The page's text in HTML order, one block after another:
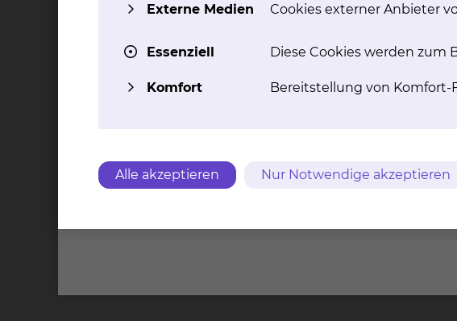
Externe Medien Cookies externer Anbieter
Essenziell Diese Cookies werden zum
Komfort Bereitstellung von Komfort-
Alle akzeptieren Nur Notwendige akzeptieren